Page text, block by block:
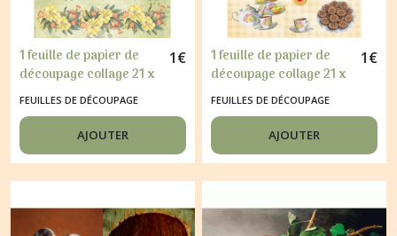
1 feuille de papier de
découpage collage 21 x
29,7 cm BORDURE DE
FLEURS JAUNE 336
1€
FEUILLES DE DÉCOUPAGE
AJOUTER
1 feuille de papier de
découpage collage 21 x
29,7 cm L HEURE DU THE
319
1€
FEUILLES DE DÉCOUPAGE
AJOUTER